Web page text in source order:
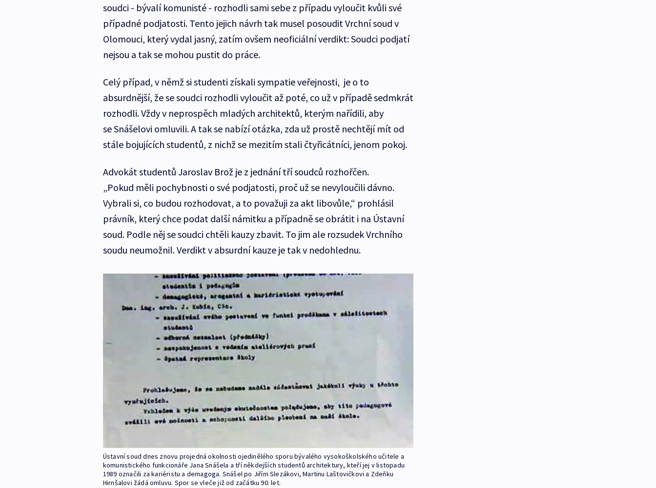
soudci - bývalí komunisté - rozhodli sami sebe z případu vyloučit kvůli své
případné podjatosti. Tento jejich návrh tak musel posoudit Vrchní soud v
Olomouci, který vydal jasný, zatím ovšem neoficiální verdikt: Soudci podjatí
nejsou a tak se mohou pustit do práce.
Celý případ, v němž si studenti získali sympatie veřejnosti, je o to
absurdnější, že se soudci rozhodli vyloučit až poté, co už v případě sedmkrát
rozhodli. Vždy v neprospěch mladých architektů, kterým nařídili, aby
se Snášelovi omluvili. A tak se nabízí otázka, zda už prostě nechtějí mít od
stále bojujících studentů, z nichž se mezitím stali čtyřicátníci, jenom pokoj.
Advokát studentů Jaroslav Brož je z jednání tří soudců rozhořčen.
„Pokud měli pochybnosti o své podjatosti, proč už se nevyloučili dávno.
Vybrali si, co budou rozhodovat, a to považuji za akt libovůle,“ prohlásil
právník, který chce podat další námitku a případně se obrátit i na Ústavní
soud. Podle něj se soudci chtěli kauzy zbavit. To jim ale rozsudek Vrchního
soudu neumožnil. Verdikt v absurdní kauze je tak v nedohlednu.
Ústavní soud dnes znovu projedná okolnosti ojedinělého sporu bývalého vysokoškolského učitele a
komunistického funkcionáře Jana Snášela a tří někdejších studentů architektury, kteří jej v listopadu
1989 označili za kariéristu a demagoga. Snášel po Jiřím Slezákovi, Martinu Laštovičkovi a Zdeňku
Hirnšalovi žádá omluvu. Spor se vleče již od začátku 90. let.